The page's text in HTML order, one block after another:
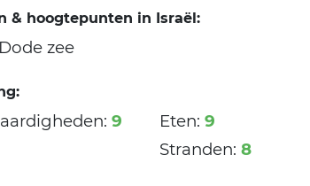
& hoogtepunten in Israël:
zee
9
Eten: 9
Stranden: 8